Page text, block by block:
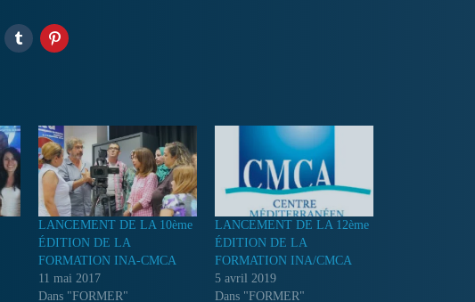
LANCEMENT DE LA 10ème
ÉDITION DE LA
FORMATION INA-CMCA
11 mai 2017
Dans "FORMER"
LANCEMENT DE LA 12ème
ÉDITION DE LA
FORMATION INA/CMCA
5 avril 2019
Dans "FORMER"